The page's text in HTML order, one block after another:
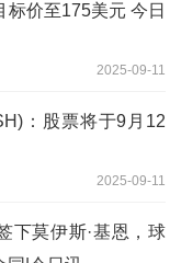
价至175美元 今日
2025-09-11
：股票将于9月12
2025-09-11
下莫伊斯·基恩，球